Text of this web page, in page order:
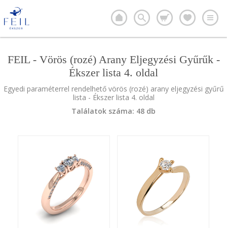
FEIL - Vörös (rozé) Arany Eljegyzési Gyűrűk -
Ékszer lista 4. oldal
Egyedi paraméterrel rendelhető vörös (rozé) arany eljegyzési gyűrű
lista - Ékszer lista 4. oldal
Találatok száma: 48 db